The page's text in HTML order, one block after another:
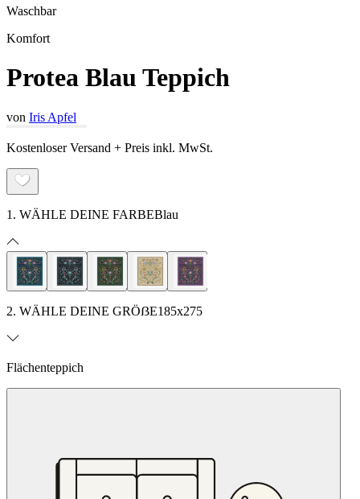
Waschbar
Komfort
Protea Blau Teppich
von Iris Apfel
Kostenloser Versand + Preis inkl. MwSt.
1. WÄHLE DEINE FARBEBlau
2. WÄHLE DEINE GRÖẞE185x275
Flächenteppich